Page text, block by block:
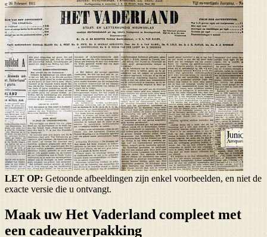
LET OP: Getoonde afbeeldingen zijn enkel voorbeelden, en niet de
exacte versie die u ontvangt.
Maak uw Het Vaderland compleet met
een cadeauverpakking